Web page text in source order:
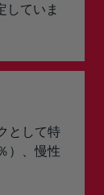
していま
として特
）、慢性